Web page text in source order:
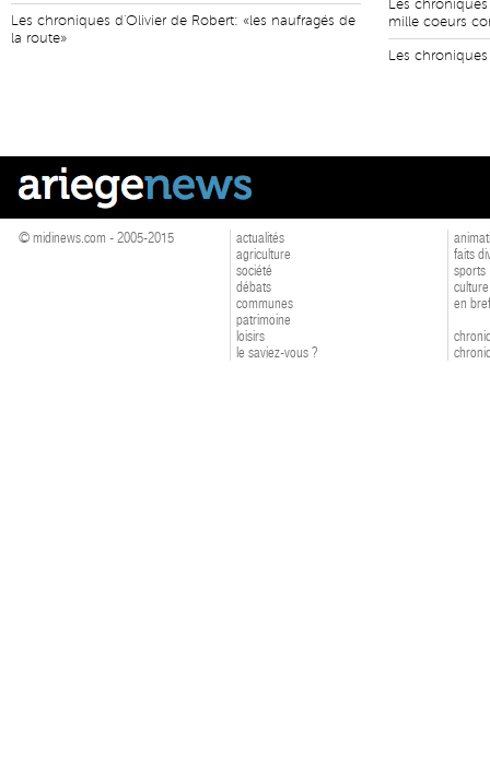
Les chroniques d'Olivier de Robert: «les naufragés de
la route»
Les
mille coeurs
Les
© midinews.com - 2005-2015
actualités
agriculture
société
débats
communes
patrimoine
loisirs
le saviez-vous ?
faits
sports
culture
en bref